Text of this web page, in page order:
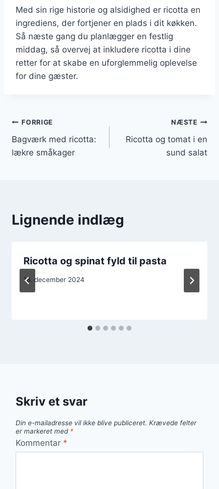
Med sin rige historie og alsidighed er ricotta en
ingrediens, der fortjener en plads i dit køkken.
Så næste gang du planlægger en festlig
middag, så overvej at inkludere ricotta i dine
retter for at skabe en uforglemmelig oplevelse
for dine gæster.
Indlægsnavigation
FORRIGE
Bagværk med ricotta:
lækre småkager
NÆSTE
Ricotta og tomat i en
sund salat
Lignende indlæg
Ricotta og spinat fyld til pasta
18. december 2024
Skriv et svar
Din e-mailadresse vil ikke blive publiceret. Krævede felter
er markeret med *
Kommentar *